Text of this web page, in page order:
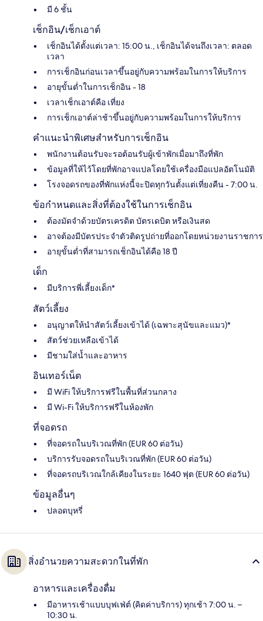
มี 6 ชั้น
เช็กอิน/เช็กเอาต์
เช็กอินได้ตั้งแต่เวลา: 15:00 น., เช็กอินได้จนถึงเวลา: ตลอด
เวลา
การเช็กอินก่อนเวลาขึ้นอยู่กับความพร้อมในการให้บริการ
อายุขั้นต่ำในการเช็กอิน - 18
เวลาเช็กเอาต์คือ เที่ยง
การเช็กเอาต์ล่าช้าขึ้นอยู่กับความพร้อมในการให้บริการ
คำแนะนำพิเศษสำหรับการเช็กอิน
พนักงานต้อนรับจะรอต้อนรับผู้เข้าพักเมื่อมาถึงที่พัก
ข้อมูลที่ให้ไว้โดยที่พักอาจแปลโดยใช้เครื่องมือแปลอัตโนมัติ
โรงจอดรถของที่พักแห่งนี้จะปิดทุกวันตั้งแต่เที่ยงคืน - 7:00 น.
ข้อกำหนดและสิ่งที่ต้องใช้ในการเช็กอิน
ต้องมัดจำด้วยบัตรเครดิต บัตรเดบิต หรือเงินสด
อาจต้องมีบัตรประจำตัวติดรูปถ่ายที่ออกโดยหน่วยงานราชการ
อายุขั้นต่ำที่สามารถเช็กอินได้คือ 18 ปี
เด็ก
มีบริการพี่เลี้ยงเด็ก*
สัตว์เลี้ยง
อนุญาตให้นำสัตว์เลี้ยงเข้าได้ (เฉพาะสุนัขและแมว)*
สัตว์ช่วยเหลือเข้าได้
มีชามใส่น้ำและอาหาร
อินเทอร์เน็ต
มี WiFi ให้บริการฟรีในพื้นที่ส่วนกลาง
มี Wi-Fi ให้บริการฟรีในห้องพัก
ที่จอดรถ
ที่จอดรถในบริเวณที่พัก (EUR 60 ต่อวัน)
บริการรับจอดรถในบริเวณที่พัก (EUR 60 ต่อวัน)
ที่จอดรถบริเวณใกล้เคียงในระยะ 1640 ฟุต (EUR 60 ต่อวัน)
ข้อมูลอื่นๆ
ปลอดบุหรี่
สิ่งอำนวยความสะดวกในที่พัก
อาหารและเครื่องดื่ม
มีอาหารเช้าแบบบุฟเฟ่ต์ (คิดค่าบริการ) ทุกเช้า 7:00 น. –
10:30 น.